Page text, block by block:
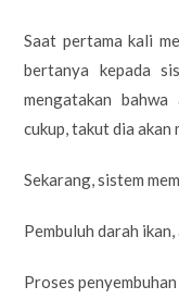
Saat pertama kali
bertanya kepada
mengatakan
cukup, takut dia
Sekarang, sistem
Pembuluh darah ikan,
Proses